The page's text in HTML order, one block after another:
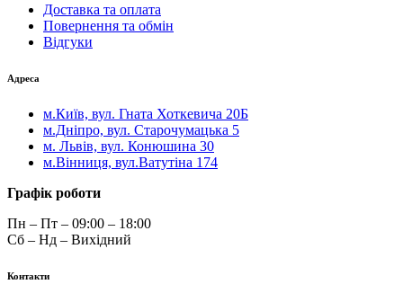
Доставка та оплата
Повернення та обмін
Відгуки
Адреса
м.Київ, вул. Гната Хоткевича 20Б
м.Дніпро, вул. Старочумацька 5
м. Львів, вул. Конюшина 30
м.Вінниця, вул.Ватутіна 174
Графік роботи
Пн – Пт – 09:00 – 18:00
Сб – Нд – Вихідний
Контакти